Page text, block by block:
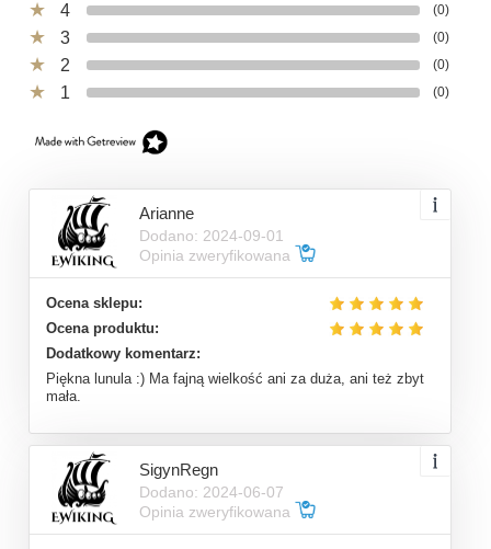
4 (0)
3 (0)
2 (0)
1 (0)
Arianne
Dodano: 2024-09-01
Opinia zweryfikowana
Ocena sklepu:
Ocena produktu:
Dodatkowy komentarz:
Piękna lunula :) Ma fajną wielkość ani za duża, ani też zbyt
mała.
SigynRegn
Dodano: 2024-06-07
Opinia zweryfikowana